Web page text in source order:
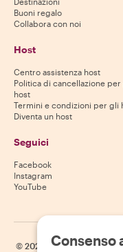
Buoni regalo
Collabora con noi
Host
Centro assistenza host
Politica di cancellazione per
host
Termini e condizioni per gli
Diventa un host
Seguici
Facebook
Instagram
YouTube
© 2026 Withlocals.com |
Consenso